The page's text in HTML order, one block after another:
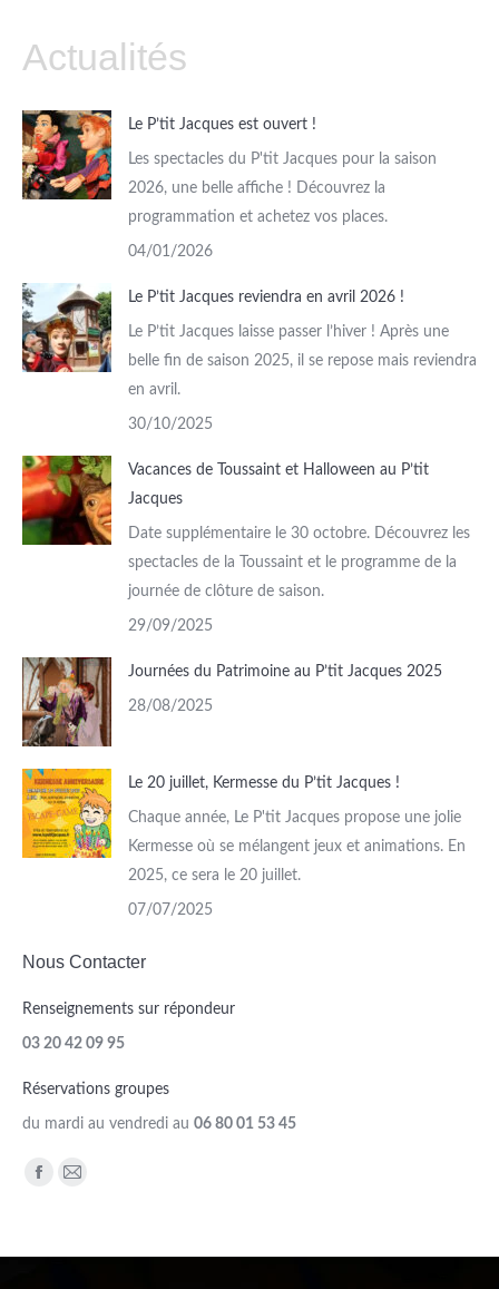
Actualités
Le P’tit Jacques est ouvert !
Les spectacles du P'tit Jacques pour la saison
2026, une belle affiche ! Découvrez la
programmation et achetez vos places.
04/01/2026
Le P’tit Jacques reviendra en avril 2026 !
Le P’tit Jacques laisse passer l’hiver ! Après une
belle fin de saison 2025, il se repose mais reviendra
en avril.
30/10/2025
Vacances de Toussaint et Halloween au P’tit
Jacques
Date supplémentaire le 30 octobre. Découvrez les
spectacles de la Toussaint et le programme de la
journée de clôture de saison.
29/09/2025
Journées du Patrimoine au P’tit Jacques 2025
28/08/2025
Le 20 juillet, Kermesse du P’tit Jacques !
Chaque année, Le P'tit Jacques propose une jolie
Kermesse où se mélangent jeux et animations. En
2025, ce sera le 20 juillet.
07/07/2025
Nous Contacter
Renseignements sur répondeur
03 20 42 09 95
Réservations groupes
du mardi au vendredi au 06 80 01 53 45
Trouvez nous sur :